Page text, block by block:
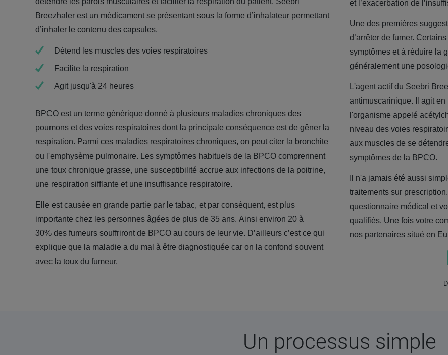
Breezhaler est un médicament se présentant sous la forme d’inhalateur permettant
d’inhaler le contenu des capsules.
Détend les muscles des voies respiratoires
Facilite la respiration
Agit jusqu'à 24 heures
BPCO est un terme générique donné à plusieurs maladies chroniques des
poumons et des voies respiratoires dont la principale conséquence est de gêner la
respiration. Parmi ces maladies respiratoires chroniques, on peut citer la bronchite
ou l'emphysème pulmonaire. Les symptômes habituels de la BPCO comprennent
une toux chronique grasse, une susceptibilité accrue aux infections de la poitrine,
une respiration sifflante et une insuffisance respiratoire.
Elle est causée en grande partie par le tabac, et par conséquent, est plus
importante chez les personnes âgées de plus de 35 ans. Ainsi environ 20 à
30% des fumeurs souffriront de BPCO au cours de leur vie. D’ailleurs c’est ce qui
explique que la maladie a du mal à être diagnostiquée car on la confond souvent
avec la toux du fumeur.
et l’exacerbation de
Une des premières
d’arrêter de fumer.
symptômes et à réduire la
généralement une
L'agent actif du Seebri
antimuscarinique. Il agit
l'organisme appelé
niveau des voies
aux muscles de se
symptômes de la BPCO.
Il n'a jamais été aussi
traitements sur
questionnaire médical et
qualifiés. Une fois votre
nos partenaires situé en
Un processus simple